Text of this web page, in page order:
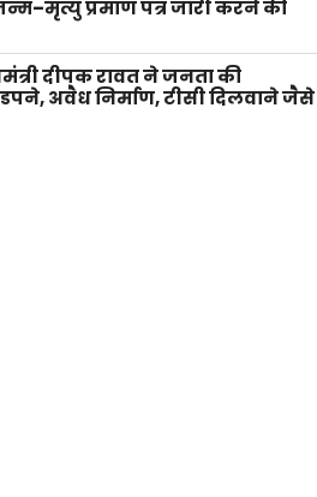
प्रमाण पत्र जारी करने की
दीपक रावत ने जनता की
अवैध निर्माण, टीसी दिलवाने जैसे